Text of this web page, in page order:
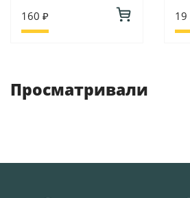
160 ₽ 19
Просматривали